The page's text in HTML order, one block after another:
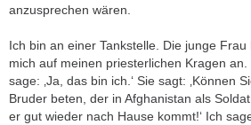
anzusprechen wären.
Ich bin an einer Tankstelle. Die junge
mich auf meinen priesterlichen Kragen an.
sage: ‚Ja, das bin ich.‘ Sie sagt: ‚Können
Bruder beten, der in Afghanistan als
er gut wieder nach Hause kommt!‘ Ich